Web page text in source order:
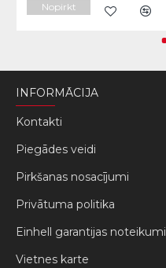
Nopirkt
INFORMĀCIJA
Kontakti
Piegādes veidi
Pirkšanas nosacījumi
Privātuma politika
Einhell garantijas noteikumi
Vietnes karte